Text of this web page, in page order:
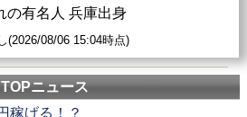
の有名人 兵庫出身
(2026/08/06 15:04時点)
TOPニュース
稼げる！？